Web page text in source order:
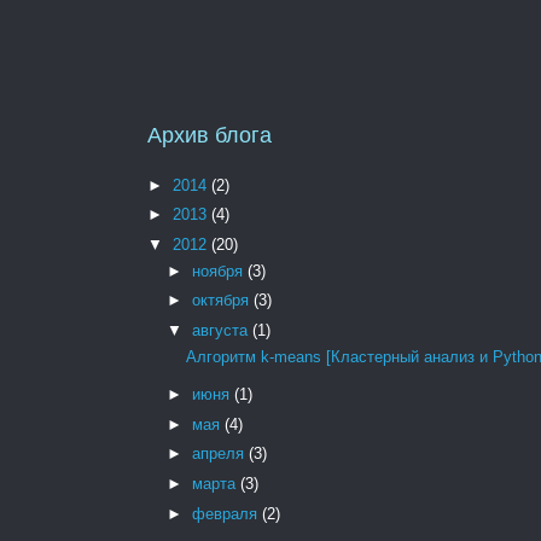
Архив блога
► 2014 (2)
► 2013 (4)
▼ 2012 (20)
► ноября (3)
► октября (3)
▼ августа (1)
Алгоритм k-means [Кластерный анализ и
► июня (1)
► мая (4)
► апреля (3)
► марта (3)
► февраля (2)